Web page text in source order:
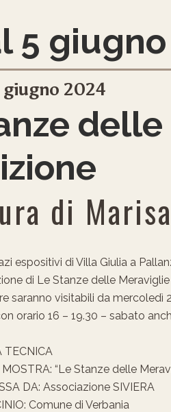
5
giugno 2024
di
espositivi di Villa Giulia a
di Le Stanze delle
saranno visitabili da mercoledì
orario 16 – 19.30 – sabato
TECNICA
“Le Stanze delle
DA: Associazione SIVIERA
Comune di Verbania